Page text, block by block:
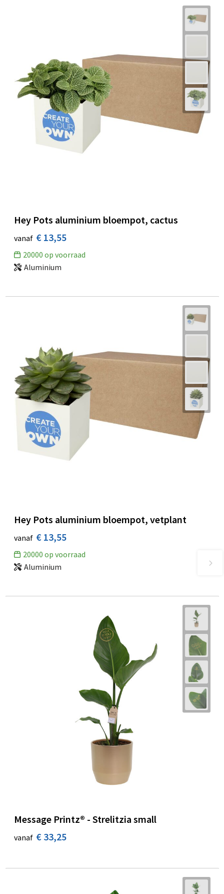
Hey Pots aluminium bloempot, cactus
vanaf € 13,55
20000 op voorraad
Aluminium
Hey Pots aluminium bloempot, vetplant
vanaf € 13,55
20000 op voorraad
Aluminium
Message Printz® - Strelitzia small
vanaf € 33,25